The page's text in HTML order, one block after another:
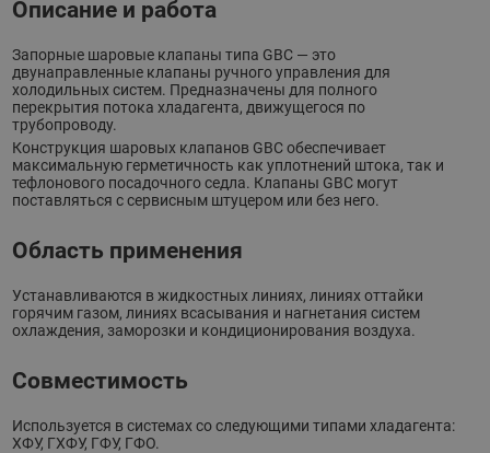
Описание и работа
Запорные шаровые клапаны типа GBC — это
двунаправленные клапаны ручного управления для
холодильных систем. Предназначены для полного
перекрытия потока хладагента, движущегося по
трубопроводу.
Конструкция шаровых клапанов GBC обеспечивает
максимальную герметичность как уплотнений штока, так и
тефлонового посадочного седла. Клапаны GBC могут
поставляться с сервисным штуцером или без него.
Область применения
Устанавливаются в жидкостных линиях, линиях оттайки
горячим газом, линиях всасывания и нагнетания систем
охлаждения, заморозки и кондиционирования воздуха.
Совместимость
Используется в системах со следующими типами хладагента:
ХФУ, ГХФУ, ГФУ, ГФО.